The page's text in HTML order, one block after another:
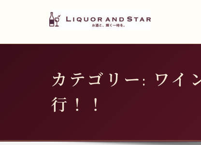
LIQUOR AND STAR
世界のリカーショップ
カテゴリー: ワイ
行！！